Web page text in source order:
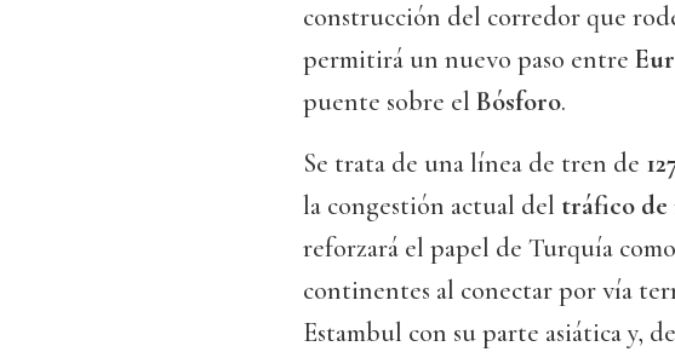
construcción del corredor que
permitirá un nuevo paso entre
puente sobre el Bósforo.
Se trata de una línea de tren de
la congestión actual del tráfico de
reforzará el papel de Turquía
continentes al conectar por vía
Estambul con su parte asiática y,